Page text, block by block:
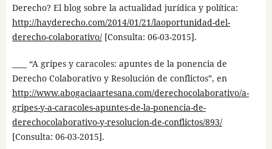
Derecho? El blog sobre la actualidad jurídica y política:
http://hayderecho.com/2014/01/21/laoportunidad-del-
derecho-colaborativo/[Consulta: 06-03-2015].
____ “A gripes y caracoles: apuntes de la ponencia de
Derecho Colaborativo y Resolución de conflictos”, en
http://www.abogaciaartesana.com/derechocolaborativo/a-
gripes-y-a-caracoles-apuntes-de-la-ponencia-de-
derechocolaborativo-y-resolucion-de-conflictos/893/
[Consulta: 06-03-2015].